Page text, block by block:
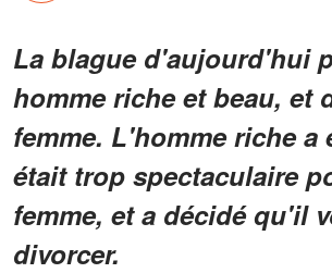
La blague d'aujourd'hui
homme riche et beau, et
femme. L'homme riche a
était trop spectaculaire
femme, et a décidé qu'il
divorcer.